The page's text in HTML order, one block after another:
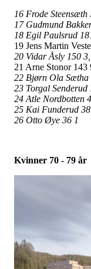
16 Frode Steensæth
17 Gudmund
18 Egil Paulsrud
19 Jens Martin
20 Vidar Åsly 150 3,
21 Arne Stonor 143
22 Bjørn Ola Sætha
23 Torgal Senderud
24 Atle Nordbotten
25 Kai Funderud 38
26 Otto Øye 36 1
Kvinner 70 - 79 år